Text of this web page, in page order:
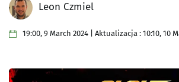
Leon Czmiel
19:00, 9 March 2024 | Aktualizacja : 10:10, 10